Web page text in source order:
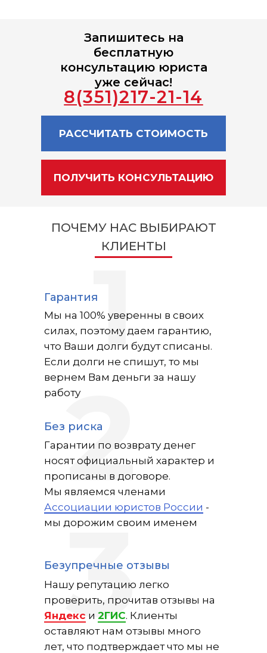
Запишитесь на
бесплатную
консультацию юриста
уже сейчас!
8(351)217-21-14
РАССЧИТАТЬ СТОИМОСТЬ
ПОЛУЧИТЬ КОНСУЛЬТАЦИЮ
ПОЧЕМУ НАС ВЫБИРАЮТ
КЛИЕНТЫ
3
2
1
Гарантия
Без риска
Безупречные отзывы
Мы на 100% уверенны в своих
силах, поэтому даем гарантию,
что Ваши долги будут списаны.
Если долги не спишут, то мы
вернем Вам деньги за нашу
работу
Гарантии по возврату денег
носят официальный характер и
прописаны в договоре.
Мы являемся членами
Ассоциации юристов России -
мы дорожим своим именем
Нашу репутацию легко
проверить, прочитав отзывы на
Яндекс и 2ГИС. Клиенты
оставляют нам отзывы много
лет, что подтверждает что мы не